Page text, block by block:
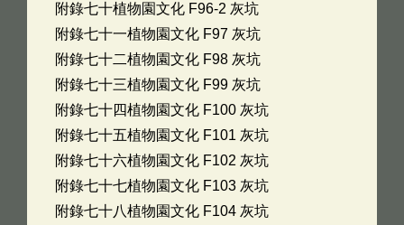
附錄七十植物園文化 F96-2 灰坑
附錄七十一植物園文化 F97 灰坑
附錄七十二植物園文化 F98 灰坑
附錄七十三植物園文化 F99 灰坑
附錄七十四植物園文化 F100 灰坑
附錄七十五植物園文化 F101 灰坑
附錄七十六植物園文化 F102 灰坑
附錄七十七植物園文化 F103 灰坑
附錄七十八植物園文化 F104 灰坑